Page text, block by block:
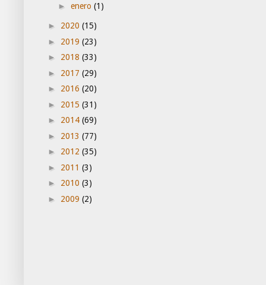
► enero (1)
► 2020 (15)
► 2019 (23)
► 2018 (33)
► 2017 (29)
► 2016 (20)
► 2015 (31)
► 2014 (69)
► 2013 (77)
► 2012 (35)
► 2011 (3)
► 2010 (3)
► 2009 (2)